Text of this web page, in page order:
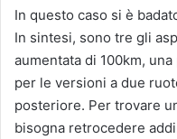
In questo caso si è
In sintesi, sono tre gli
aumentata di 100km,
per le versioni a due
posteriore. Per trovare
bisogna retrocedere